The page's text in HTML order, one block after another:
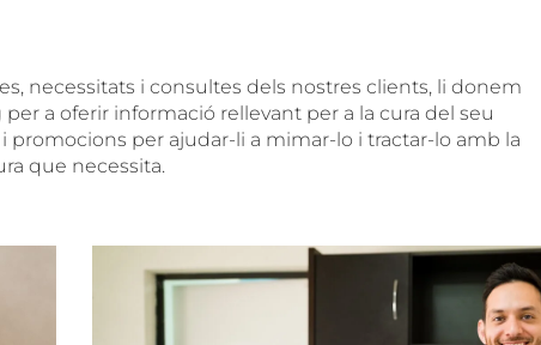
necessitats i consultes dels nostres clients, li donem
a oferir informació rellevant per a la cura del seu
promocions per ajudar-li a mimar-lo i tractar-lo amb la
que necessita.